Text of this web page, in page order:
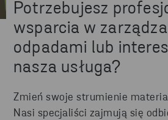
Potrzebujesz
wsparcia w
odpadami lub
nasza usługa?
Zmień swoje strumienie
Nasi specjaliści zajmują się